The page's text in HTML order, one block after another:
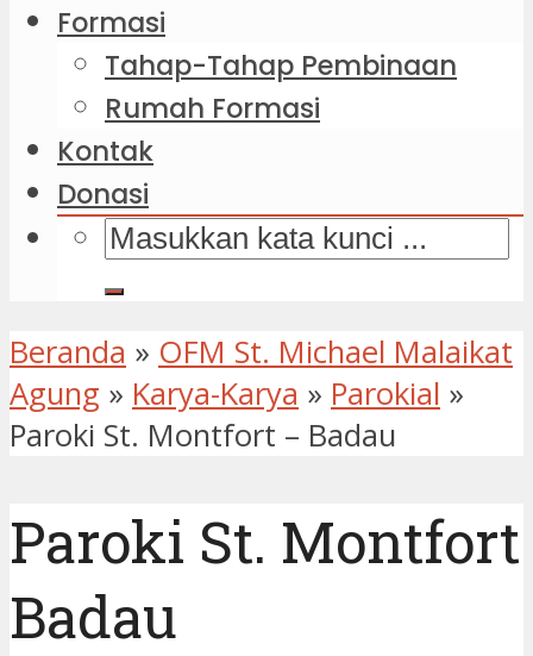
Formasi
Tahap-Tahap Pembinaan
Rumah Formasi
Kontak
Donasi
Beranda » OFM St. Michael Malaikat
Agung » Karya-Karya » Parokial »
Paroki St. Montfort – Badau
Paroki St.
Badau